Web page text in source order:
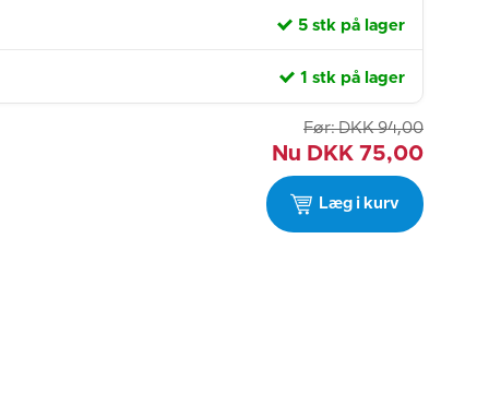
5 stk på lager
1 stk på lager
Før: DKK 94,00
Nu DKK 75,00
Læg i kurv